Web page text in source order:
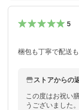
5
梱包も丁寧で配送
ストアからの
この度はお祝い
うございました。